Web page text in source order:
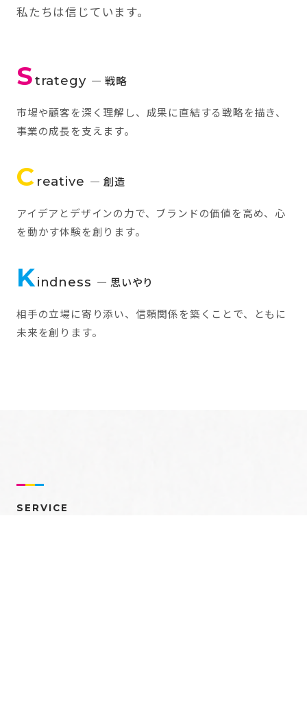
私たちは信じています。
Strategy — 戦略
市場や顧客を深く理解し、成果に直結する戦略を描き、
事業の成長を支えます。
C reative — 創造
アイデアとデザインの力で、ブランドの価値を高め、心
を動かす体験を創ります。
Kindness — 思いやり
相手の立場に寄り添い、信頼関係を築くことで、ともに
未来を創ります。
SERVICE